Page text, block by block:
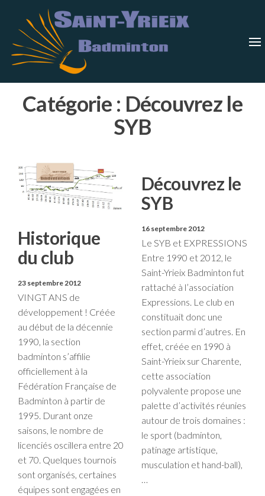
the
content
Catégorie : Découvrez le
SYB
Historique
du club
23 septembre 2012
VINGT ANS de
développement ! Créée
au début de la décennie
1990, la section
badminton s’affilie
officiellement à la
Fédération Française de
Badminton à partir de
1995. Durant onze
saisons, le nombre de
licenciés oscillera entre 20
et 70. Quelques tournois
sont organisés, certaines
équipes sont engagées en
Découvrez le
SYB
16 septembre 2012
Le SYB et EXPRESSIONS
Entre 1990 et 2012, le
Saint-Yrieix Badminton fut
rattaché à l’association
Expressions. Le club en
constituait donc une
section parmi d’autres. En
effet, créée en 1990 à
Saint-Yrieix sur Charente,
cette association
polyvalente propose une
palette d’activités réunies
autour de trois domaines :
le sport (badminton,
patinage artistique,
musculation et hand-ball),
…